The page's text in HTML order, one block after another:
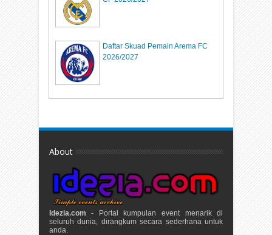
Daftar Skuad Pemain Arema FC
2026/2027
About
Idezia.com - Portal kumpulan event menarik di
seluruh dunia, dirangkum secara sederhana untuk
anda.